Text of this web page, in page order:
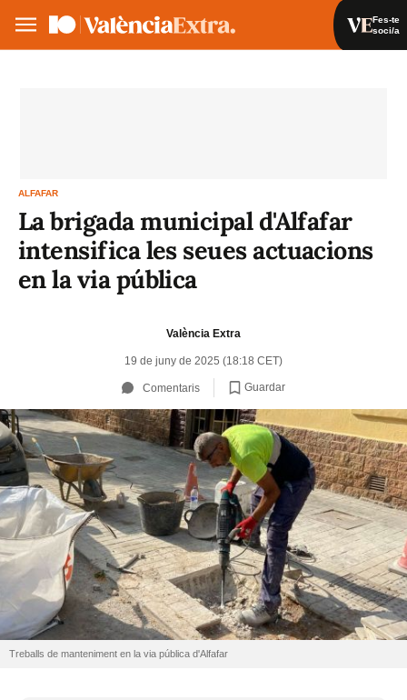
Fes-te
soci/a
ALFAFAR
La brigada municipal d'Alfafar
intensifica les seues actuacions
en la via pública
València Extra
19 de juny de 2025 (18:18 CET)
Comentaris Guardar
Treballs de manteniment en la via pública d'Alfafar